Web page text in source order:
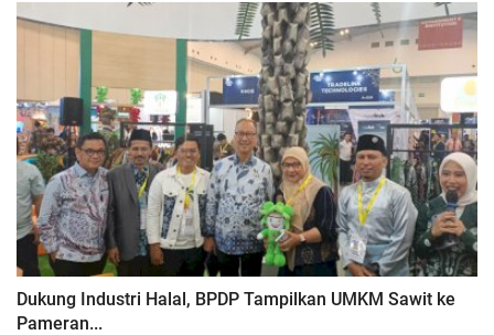
Dukung Industri Halal, BPDP Tampilkan UMKM Sawit ke
Pameran...